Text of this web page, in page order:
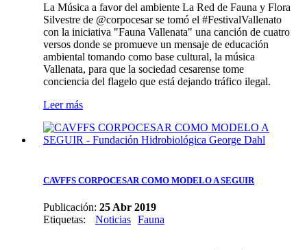
La Música a favor del ambiente La Red de Fauna y Flora
Silvestre de @corpocesar se tomó el #FestivalVallenato
con la iniciativa "Fauna Vallenata" una canción de cuatro
versos donde se promueve un mensaje de educación
ambiental tomando como base cultural, la música
Vallenata, para que la sociedad cesarense tome
conciencia del flagelo que está dejando tráfico ilegal.
Leer más
CAVFFS CORPOCESAR COMO MODELO A SEGUIR
Publicación: 25 Abr 2019
Etiquetas: Noticias Fauna